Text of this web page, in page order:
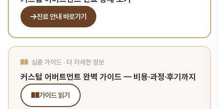
진료 안내 바로가기
심층 가이드 · 더 자세한 정보
커스텀 어버트먼트 완벽 가이드 — 비용·과정·후기까지
가이드 읽기